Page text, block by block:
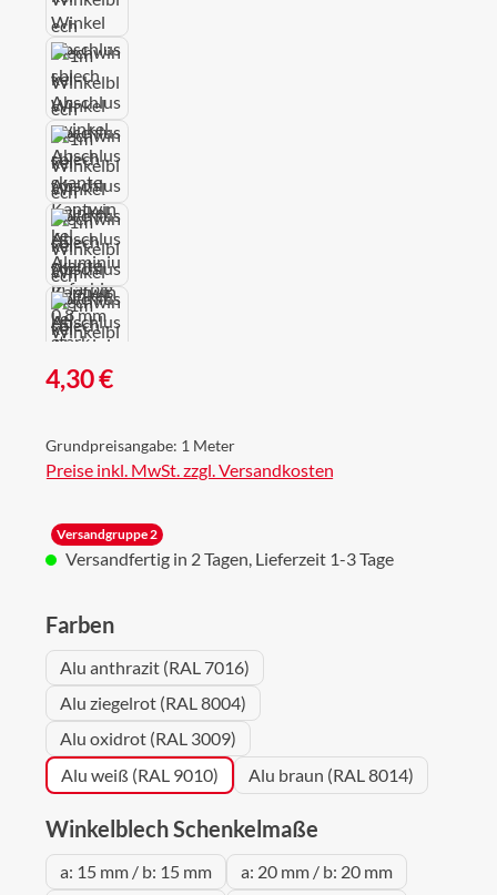
Regulärer Preis:
4,30 €
Grundpreisangabe: 1 Meter
Preise inkl. MwSt. zzgl. Versandkosten
Versandgruppe 2
Versandfertig in 2 Tagen, Lieferzeit 1-3 Tage
Farbenauswählen
Alu anthrazit (RAL 7016)
Alu ziegelrot (RAL 8004)
Alu oxidrot (RAL 3009)
Alu weiß (RAL 9010)
Alu braun (RAL 8014)
Winkelblech Schenkelmaße
a: 15 mm / b: 15 mm
a: 20 mm / b: 20 mm